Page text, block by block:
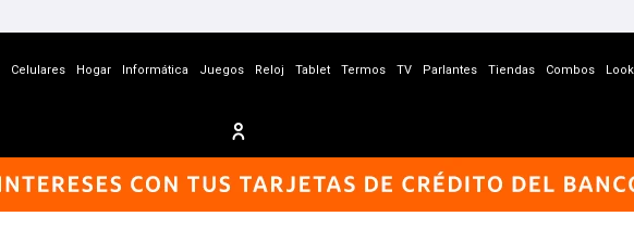
Celulares Hogar Informática Juegos Reloj Tablet Termos TV Parlantes Tiendas Combos